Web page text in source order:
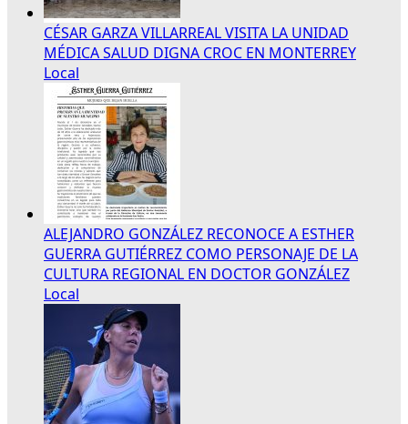
CÉSAR GARZA VILLARREAL VISITA LA UNIDAD
MÉDICA SALUD DIGNA CROC EN MONTERREY
Local
ALEJANDRO GONZÁLEZ RECONOCE A ESTHER
GUERRA GUTIÉRREZ COMO PERSONAJE DE LA
CULTURA REGIONAL EN DOCTOR GONZÁLEZ
Local